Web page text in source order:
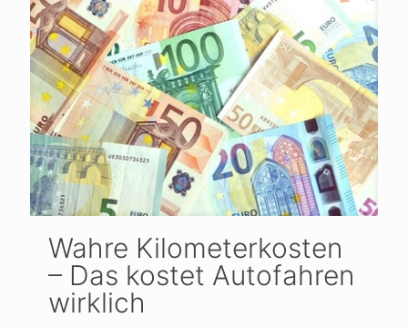
Wahre Kilometerkosten
– Das kostet Autofahren
wirklich